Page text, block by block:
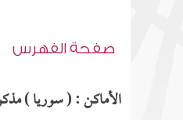
صفحة الفهرس
الأماكن : ( سوريا )